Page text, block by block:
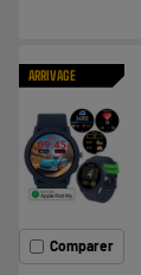
ARRIVAGE
Comparer